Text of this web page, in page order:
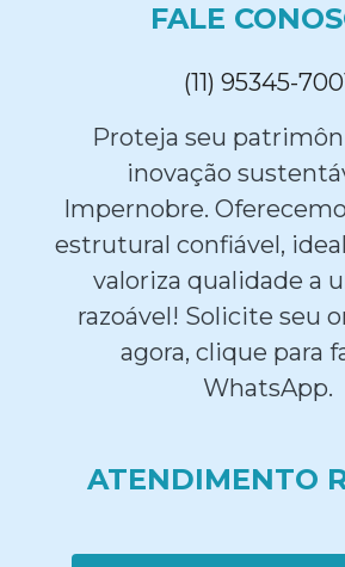
FALE
(11) 95345-
Proteja seu
inovação
Impernobre.
estrutural confiável,
valoriza qualidade a
razoável! Solicite seu
agora, clique para
WhatsApp.
ATENDIMENTO